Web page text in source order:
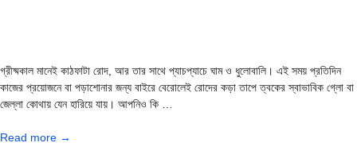
গ্রীষ্মকাল মানেই কাঠফাটা রোদ, আর তার সাথে প্যাচপ্যাচে ঘাম ও ধুলোবালি। এই সময় প্রতিদিন
কাজের প্রয়োজনে বা পড়াশোনার জন্য বাইরে বেরোলেই রোদের কড়া তাপে ত্বকের স্বাভাবিক গ্লো বা
জেল্লা কোথায় যেন হারিয়ে যায়। আপনিও কি …
Read more →